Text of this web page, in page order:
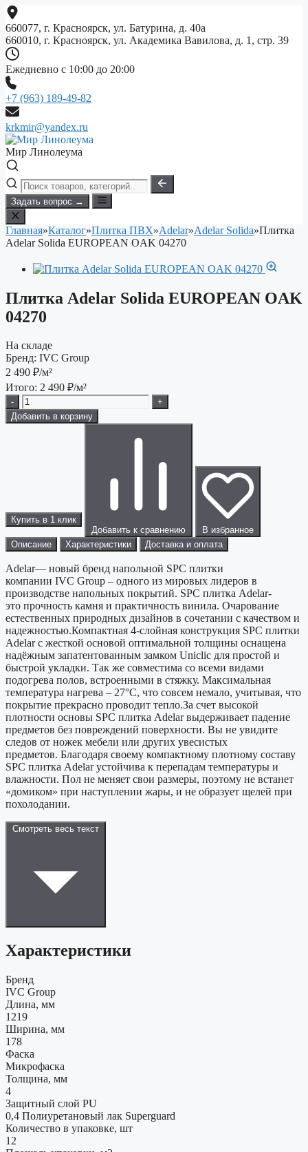
Перейти
к
содержимому
660077, г. Красноярск, ул. Батурина, д. 40а
660010, г. Красноярск, ул. Академика Вавилова, д. 1, стр. 39
Ежедневно с 10:00 до 20:00
+7 (963) 189-49-82
krkmir@yandex.ru
Мир Линолеума
Задать вопрос →
Главная»Каталог»Плитка ПВХ»Adelar»Adelar Solida»Плитка
Adelar Solida EUROPEAN OAK 04270
Плитка Adelar Solida EUROPEAN OAK
04270
На складе
Бренд: IVC Group
2 490 ₽/м²
Итого: 2 490 ₽/м²
-
+
Добавить в корзину
Купить в 1 клик
Добавить к сравнению
В избранное
Описание
Характеристики Доставка и оплата
Adelar— новый бренд напольной SPC плитки
компании IVC Group – одного из мировых лидеров в
производстве напольных покрытий. SPC плитка Adelar-
это прочность камня и практичность винила. Очарование
естественных природных дизайнов в сочетании с качеством и
надежностью.Компактная 4-слойная конструкция SPС плитки
Adelar с жесткой основой оптимальной толщины оснащена
надёжным запатентованным замком Uniclic для простой и
быстрой укладки. Так же совместима со всеми видами
подогрева полов, встроенными в стяжку. Максимальная
температура нагрева – 27°С, что совсем немало, учитывая, что
покрытие прекрасно проводит тепло.За счет высокой
плотности основы SPС плитка Adelar выдерживает падение
предметов без повреждений поверхности. Вы не увидите
следов от ножек мебели или других увесистых
предметов. Благодаря своему компактному плотному составу
SPC плитка Adelar устойчива к перепадам температуры и
влажности. Пол не меняет свои размеры, поэтому не встанет
«домиком» при наступлении жары, и не образует щелей при
похолодании.
Смотреть весь текст
Характеристики
Бренд
IVC Group
Длина, мм
1219
Ширина, мм
178
Фаска
Микрофаска
Толщина, мм
4
Защитный слой PU
0,4 Полиуретановый лак Superguard
Количество в упаковке, шт
12